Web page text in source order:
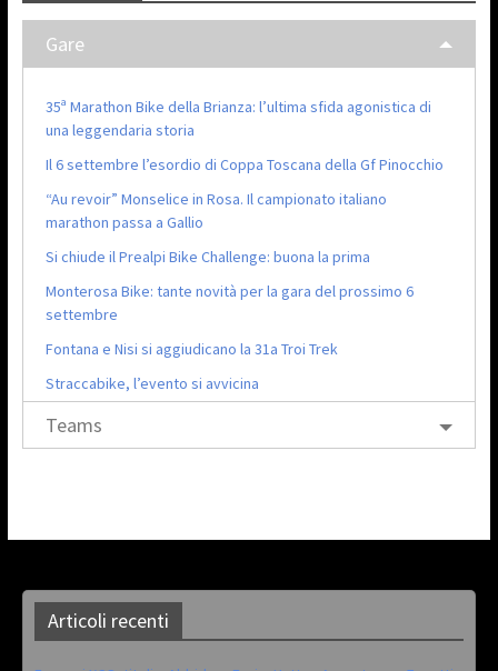
Gare
35ª Marathon Bike della Brianza: l’ultima sfida agonistica di
una leggendaria storia
Il 6 settembre l’esordio di Coppa Toscana della Gf Pinocchio
“Au revoir” Monselice in Rosa. Il campionato italiano
marathon passa a Gallio
Si chiude il Prealpi Bike Challenge: buona la prima
Monterosa Bike: tante novità per la gara del prossimo 6
settembre
Fontana e Nisi si aggiudicano la 31a Troi Trek
Straccabike, l’evento si avvicina
Teams
Articoli recenti